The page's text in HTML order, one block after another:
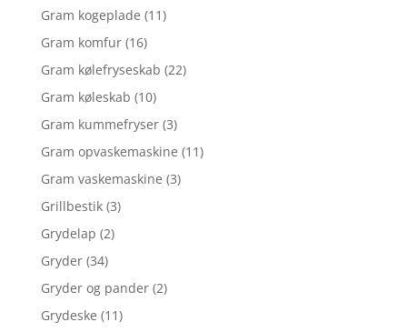
Gram kogeplade (11)
Gram komfur (16)
Gram kølefryseskab (22)
Gram køleskab (10)
Gram kummefryser (3)
Gram opvaskemaskine (11)
Gram vaskemaskine (3)
Grillbestik (3)
Grydelap (2)
Gryder (34)
Gryder og pander (2)
Grydeske (11)